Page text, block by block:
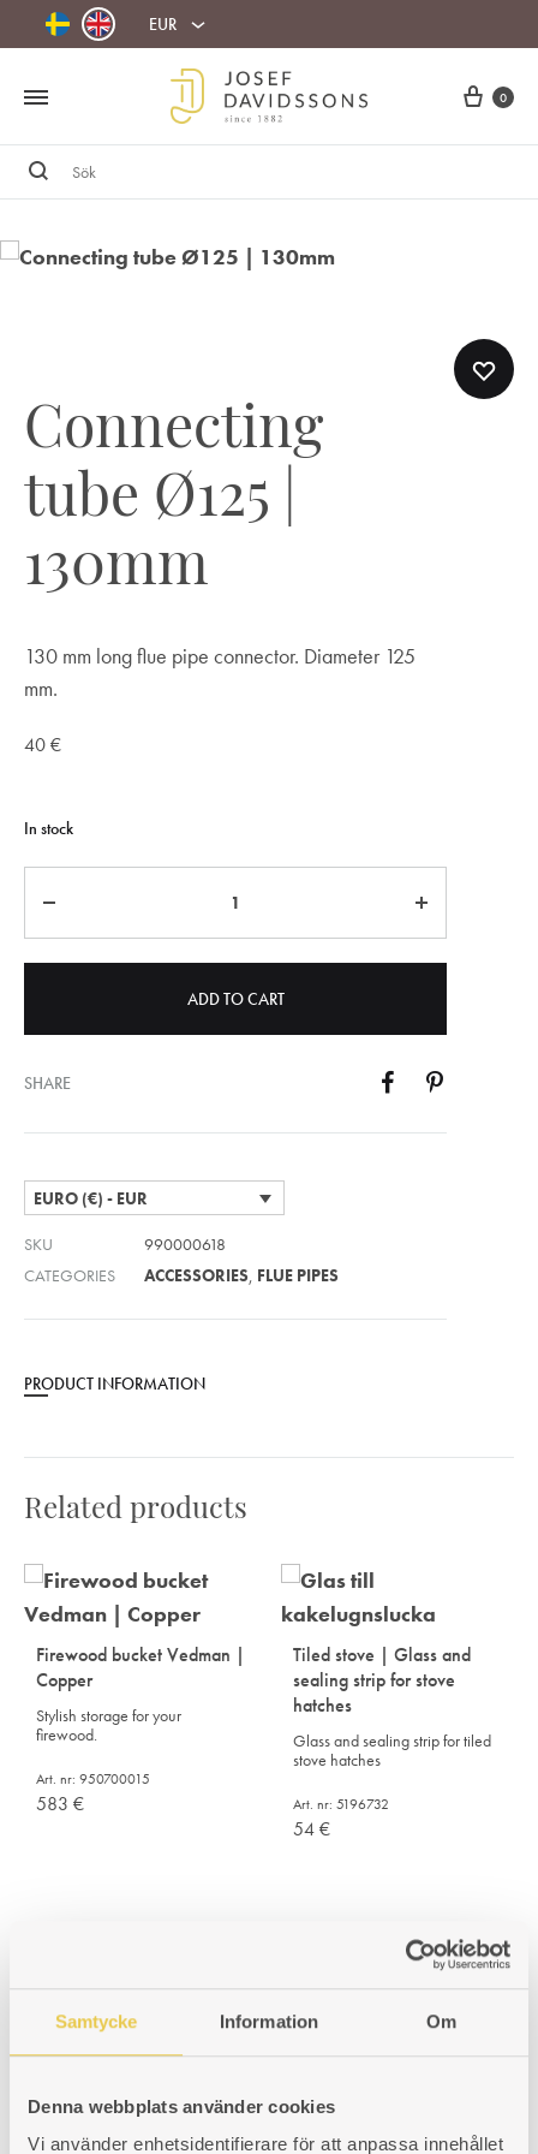
Samtycke Information Om
Denna webbplats använder cookies
Vi använder enhetsidentifierare för att anpassa innehållet
EUR
Cart
0
Sök
Connecting
tube Ø125 |
130mm
130 mm long flue pipe connector. Diameter 125
mm.
40€
In stock
ADD TO CART
SHARE
EURO (€) - EUR
SKU
990000618
CATEGORIES
ACCESSORIES FLUE PIPES
PRODUCT INFORMATION
Related products
Firewood bucket Vedman |
Copper
Stylish storage for your
firewood.
Art. nr: 950700015
583 €
Tiled stove | Glass and
sealing strip for stove
hatches
Glass and sealing strip for tiled
stove hatches
Art. nr: 5196732
54€